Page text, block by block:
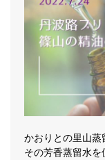
かおりとの里山蒸
その芳香蒸留水を